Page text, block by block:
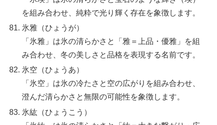
を組み合わせ、純粋で光り輝く存在を象徴します。
氷雅（ひょうが）
「氷雅」は氷の清らかさと「雅＝上品・優雅」を組
み合わせ、冬の美しさと品格を表現する名前です。
氷空（ひょうあ）
「氷空」は氷の冷たさと空の広がりを組み合わせ、
澄んだ清らかさと無限の可能性を象徴します。
氷紘（ひょうこう）